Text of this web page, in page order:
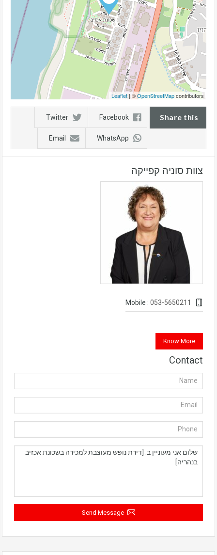
Leaflet | ©OpenStreetMapcontributors
Share this
Facebook
Twitter
WhatsApp
Email
צוות סוניה קפייקה
053-5650211
Know More
Contact
Send Message